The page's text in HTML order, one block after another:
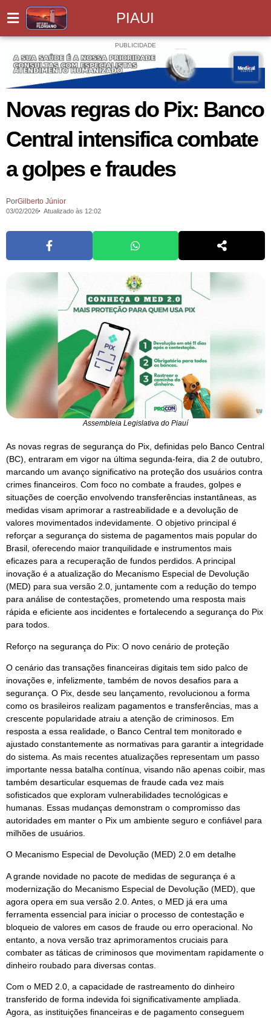
PIAUI
PUBLICIDADE
Novas regras do Pix: Banco
Central intensifica combate
a golpes e fraudes
PorGilberto Júnior
03/02/2026 Atualizado às 12:02
Assembleia Legislativa do Piauí
As novas regras de segurança do Pix, definidas pelo Banco Central
(BC), entraram em vigor na última segunda-feira, dia 2 de outubro,
marcando um avanço significativo na proteção dos usuários contra
crimes financeiros. Com foco no combate a fraudes, golpes e
situações de coerção envolvendo transferências instantâneas, as
medidas visam aprimorar a rastreabilidade e a devolução de
valores movimentados indevidamente. O objetivo principal é
reforçar a segurança do sistema de pagamentos mais popular do
Brasil, oferecendo maior tranquilidade e instrumentos mais
eficazes para a recuperação de fundos perdidos. A principal
inovação é a atualização do Mecanismo Especial de Devolução
(MED) para sua versão 2.0, juntamente com a redução do tempo
para análise de contestações, prometendo uma resposta mais
rápida e eficiente aos incidentes e fortalecendo a segurança do Pix
para todos.
Reforço na segurança do Pix: O novo cenário de proteção
O cenário das transações financeiras digitais tem sido palco de
inovações e, infelizmente, também de novos desafios para a
segurança. O Pix, desde seu lançamento, revolucionou a forma
como os brasileiros realizam pagamentos e transferências, mas a
crescente popularidade atraiu a atenção de criminosos. Em
resposta a essa realidade, o Banco Central tem monitorado e
ajustado constantemente as normativas para garantir a integridade
do sistema. As mais recentes atualizações representam um passo
importante nessa batalha contínua, visando não apenas coibir, mas
também desarticular esquemas de fraude cada vez mais
sofisticados que exploram vulnerabilidades tecnológicas e
humanas. Essas mudanças demonstram o compromisso das
autoridades em manter o Pix um ambiente seguro e confiável para
milhões de usuários.
O Mecanismo Especial de Devolução (MED) 2.0 em detalhe
A grande novidade no pacote de medidas de segurança é a
modernização do Mecanismo Especial de Devolução (MED), que
agora opera em sua versão 2.0. Antes, o MED já era uma
ferramenta essencial para iniciar o processo de contestação e
bloqueio de valores em casos de fraude ou erro operacional. No
entanto, a nova versão traz aprimoramentos cruciais para
combater as táticas de criminosos que movimentam rapidamente o
dinheiro roubado para diversas contas.
Com o MED 2.0, a capacidade de rastreamento do dinheiro
transferido de forma indevida foi significativamente ampliada.
Agora, as instituições financeiras e de pagamento conseguem